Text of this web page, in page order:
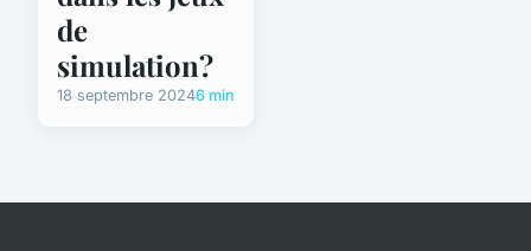
de
simulation?
18 septembre 20246 min